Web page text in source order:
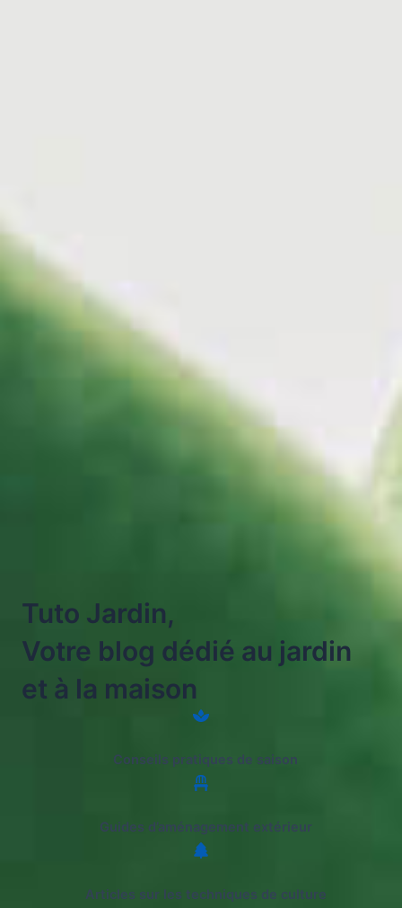
Tuto Jardin,
Votre blog dédié au jardin
et à la maison
Conseils pratiques de saison
Guides d’aménagement extérieur
Articles sur les techniques de culture